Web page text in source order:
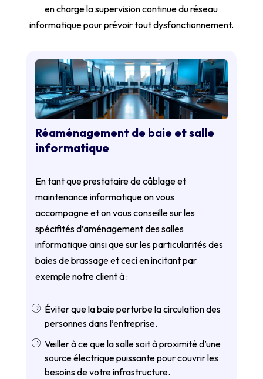
en charge la supervision continue du réseau
informatique pour prévoir tout dysfonctionnement.
Réaménagement de baie et salle
informatique
En tant que prestataire de câblage et
maintenance informatique on vous
accompagne et on vous conseille sur les
spécifités d’aménagement des salles
informatique ainsi que sur les particularités des
baies de brassage et ceci en incitant par
exemple notre client à :
Éviter que la baie perturbe la circulation des
personnes dans l’entreprise.
Veiller à ce que la salle soit à proximité d’une
source électrique puissante pour couvrir les
besoins de votre infrastructure.